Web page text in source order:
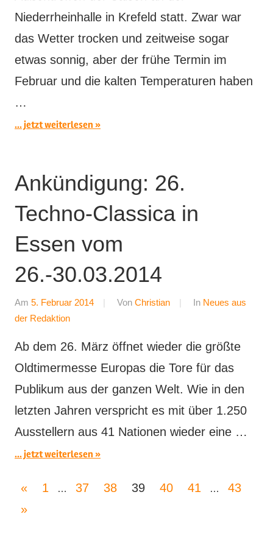
Niederrheinhalle in Krefeld statt. Zwar war
das Wetter trocken und zeitweise sogar
etwas sonnig, aber der frühe Termin im
Februar und die kalten Temperaturen haben
…
... jetzt weiterlesen
Ankündigung: 26.
Techno-Classica in
Essen vom
26.-30.03.2014
Am 5. Februar 2014 Von Christian In Neues aus
der Redaktion
Ab dem 26. März öffnet wieder die größte
Oldtimermesse Europas die Tore für das
Publikum aus der ganzen Welt. Wie in den
letzten Jahren verspricht es mit über 1.250
Ausstellern aus 41 Nationen wieder eine …
... jetzt weiterlesen
Seitennummerierung
der
«Vorherige
Beiträge
1 … 37 38 39 40 41 …
43
Nächste
»